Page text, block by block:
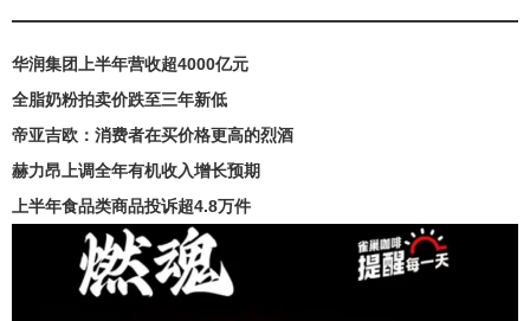
华润集团上半年营收超4000亿元
全脂奶粉拍卖价跌至三年新低
帝亚吉欧：消费者在买价格更高的烈酒
赫力昂上调全年有机收入增长预期
上半年食品类商品投诉超4.8万件